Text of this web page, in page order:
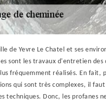
de Yevre Le Chatel et ses
sont les travaux d'entretien des
fréquemment réalisés. En fait,
qui sont très complexes, il faut
techniques. Donc, les profanes